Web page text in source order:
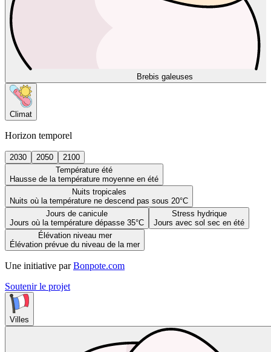
Brebis galeuses
Climat
Horizon temporel
2030 2050
2100
Température été
Hausse de la température moyenne en été
Nuits tropicales
Nuits où la température ne descend pas sous 20°C
Jours de canicule
Jours où la température dépasse 35°C
Stress hydrique
Jours avec sol sec en été
Élévation niveau mer
Élévation prévue du niveau de la mer
Une initiative par Bonpote.com
Soutenir le projet
Villes